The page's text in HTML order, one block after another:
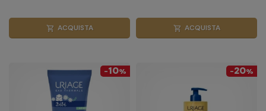
shopping_cart ACQUISTA shopping_cart ACQUISTA
-10% -20%